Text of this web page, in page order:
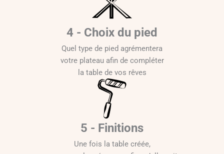
4 - Choix du pied
Quel type de pied agrémentera
votre plateau afin de compléter
la table de vos rêves
5 - Finitions
Une fois la table créée,